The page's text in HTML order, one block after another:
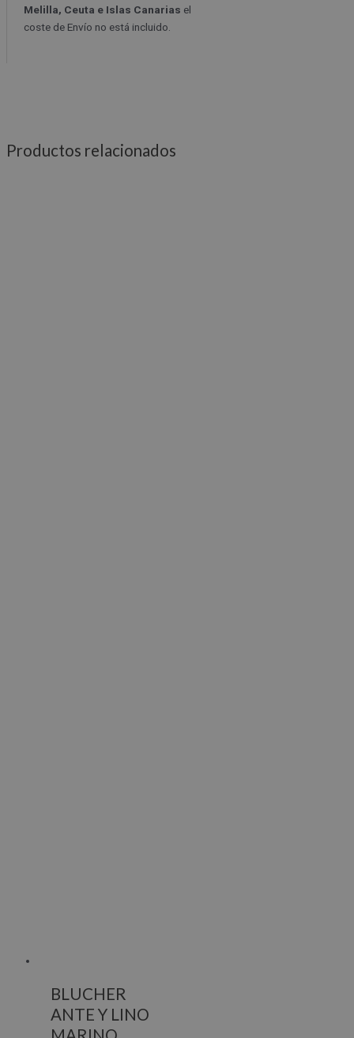
Melilla, Ceuta e Islas Canarias el
coste de Envío no está incluido.
Productos relacionados
BLUCHER
ANTE Y LINO